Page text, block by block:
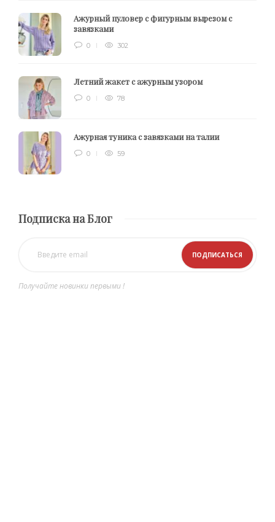
Ажурный пуловер с фигурным вырезом с
завязками
0 302
Летний жакет с ажурным узором
0 78
Ажурная туника с завязками на талии
0 59
Подписка на Блог
Получайте новинки первыми !